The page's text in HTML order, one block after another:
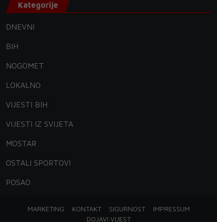
Kategorije
DNEVNI
BIH
NOGOMET
LOKALNO
VIJESTI BIH
VIJESTI IZ SVIJETA
MOSTAR
OSTALI SPORTOVI
POSAO
MARKETING KONTAKT SIGURNOST
IMPRESSUM
DOJAVI VIJEST